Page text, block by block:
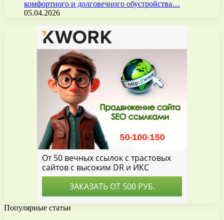
комфортного и долговечного обустройства…
05.04.2026
Популярные статьи